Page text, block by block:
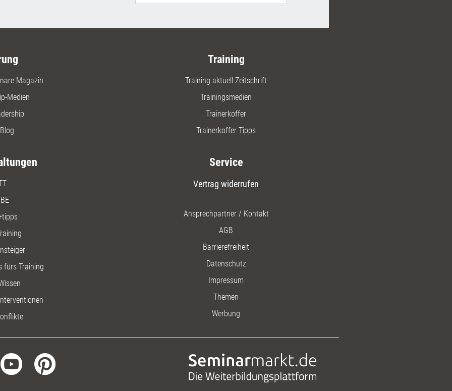
Magazin
Medien
Training
Training aktuell Zeitschrift
Trainingsmedien
Trainerkoffer
Trainerkoffer Tipps
fürs Training
Service
Vertrag widerrufen
Ansprechpartner / Kontakt
AGB
Barrierefreiheit
Datenschutz
Impressum
Themen
Werbung